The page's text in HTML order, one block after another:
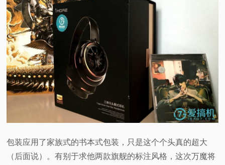
包装应用了家族式的书本式包装，只是这个个头真的超大
（后面说）。有别于求他两款旗舰的标注风格，这次万魔将